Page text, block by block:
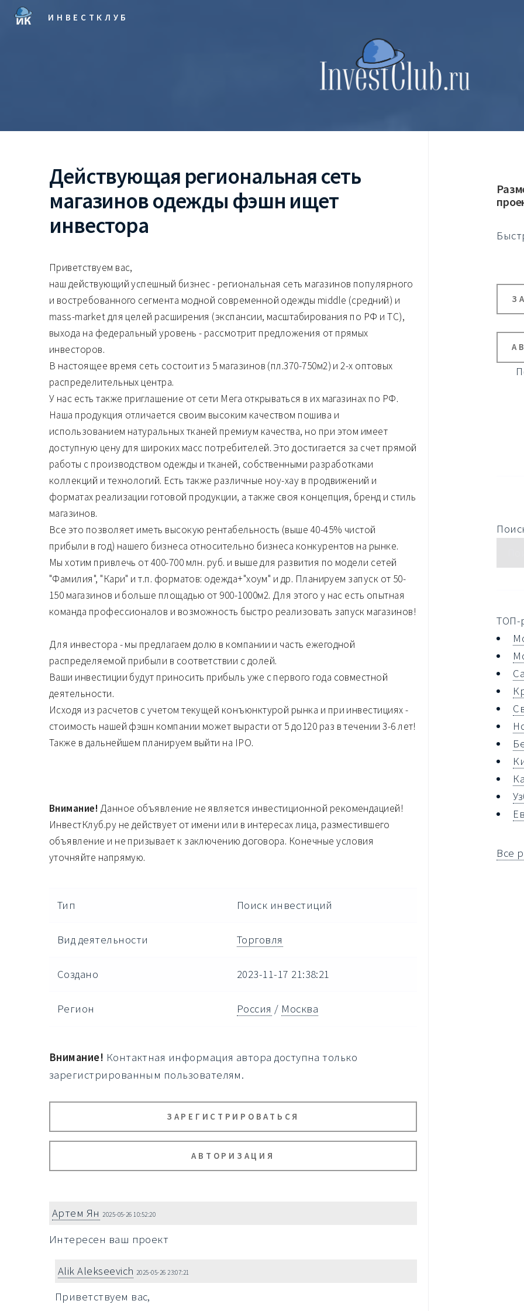
ИНВЕСТКЛУБ
Действующая региональная сеть
магазинов одежды фэшн ищет
инвестора
Приветствуем вас,
наш действующий успешный бизнес - региональная сеть магазинов популярного
и востребованного сегмента модной современной одежды middle (средний) и
mass-market для целей расширения (экспансии, масштабирования по РФ и ТС),
выхода на федеральный уровень - рассмотрит предложения от прямых
инвесторов.
В настоящее время сеть состоит из 5 магазинов (пл.370-750м2) и 2-х оптовых
распределительных центра.
У нас есть также приглашение от сети Мега открываться в их магазинах по РФ.
Наша продукция отличается своим высоким качеством пошива и
использованием натуральных тканей премиум качества, но при этом имеет
доступную цену для широких масс потребителей. Это достигается за счет прямой
работы с производством одежды и тканей, собственными разработками
коллекций и технологий. Есть также различные ноу-хау в продвижений и
форматах реализации готовой продукции, а также своя концепция, бренд и стиль
магазинов.
Все это позволяет иметь высокую рентабельность (выше 40-45% чистой
прибыли в год) нашего бизнеса относительно бизнеса конкурентов на рынке.
Мы хотим привлечь от 400-700 млн. руб. и выше для развития по модели сетей
"Фамилия", "Кари" и т.п. форматов: одежда+"хоум" и др. Планируем запуск от 50-
150 магазинов и больше площадью от 900-1000м2. Для этого у нас есть опытная
команда профессионалов и возможность быстро реализовать запуск магазинов!
Для инвестора - мы предлагаем долю в компании и часть ежегодной
распределяемой прибыли в соответствии с долей.
Ваши инвестиции будут приносить прибыль уже с первого года совместной
деятельности.
Исходя из расчетов с учетом текущей конъюнктурой рынка и при инвестициях -
стоимость нашей фэшн компании может вырасти от 5 до120 раз в течении 3-6 лет!
Также в дальнейшем планируем выйти на IPO.
Внимание! Данное объявление не является инвестиционной рекомендацией!
ИнвестКлуб.ру не действует от имени или в интересах лица, разместившего
объявление и не призывает к заключению договора. Конечные условия
уточняйте напрямую.
Тип Поиск инвестиций
Вид деятельности Торговля
Создано 2023-11-17 21:38:21
Регион Россия / Москва
Внимание! Контактная информация автора доступна только
зарегистрированным пользователям.
ЗАРЕГИСТРИРОВАТЬСЯ
АВТОРИЗАЦИЯ
Артем Ян 2025-05-26 10:52:20
Интересен ваш проект
Alik Alekseevich 2025-05-26 23:07:21
Приветствуем вас,
ТОП-
Все